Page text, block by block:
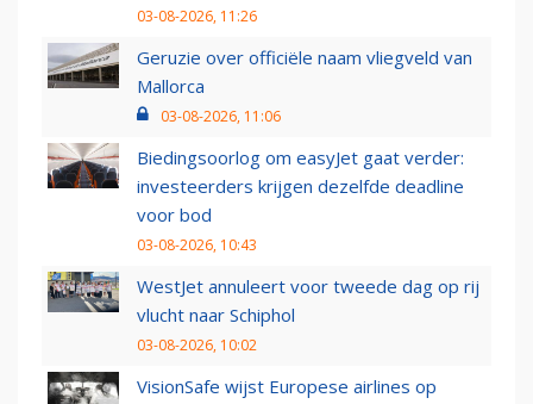
03-08-2026, 11:26
Geruzie over officiële naam vliegveld van
Mallorca
03-08-2026, 11:06
Biedingsoorlog om easyJet gaat verder:
investeerders krijgen dezelfde deadline
voor bod
03-08-2026, 10:43
WestJet annuleert voor tweede dag op rij
vlucht naar Schiphol
03-08-2026, 10:02
VisionSafe wijst Europese airlines op